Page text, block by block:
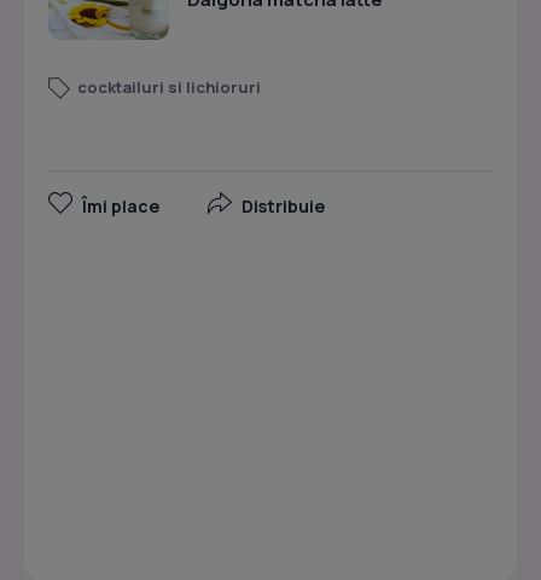
cocktailuri si lichioruri
Îmi place Distribuie